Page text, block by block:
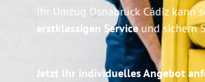
Ihr Umzug Osnabrück Cádiz kann
erstklassigen Serviceund sichern
Jetzt Ihr individuelles Angebot